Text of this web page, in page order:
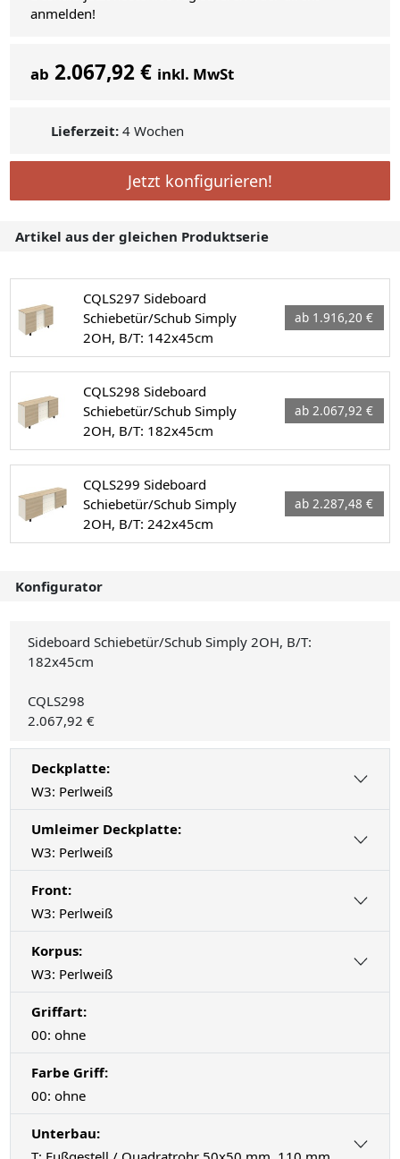
anmelden!
ab 2.067,92 € inkl. MwSt
Lieferzeit: 4 Wochen
Jetzt konfigurieren!
Artikel aus der gleichen Produktserie
CQLS297 Sideboard
Schiebetür/Schub Simply
2OH, B/T: 142x45cm
ab 1.916,20 €
CQLS298 Sideboard
Schiebetür/Schub Simply
2OH, B/T: 182x45cm
ab 2.067,92 €
CQLS299 Sideboard
Schiebetür/Schub Simply
2OH, B/T: 242x45cm
ab 2.287,48 €
Konfigurator
Sideboard Schiebetür/Schub Simply 2OH, B/T:
182x45cm
CQLS298
2.067,92 €
Deckplatte:
W3: Perlweiß
Umleimer Deckplatte:
W3: Perlweiß
Front:
W3: Perlweiß
Korpus:
W3: Perlweiß
Griffart:
00: ohne
Farbe Griff:
00: ohne
Unterbau: